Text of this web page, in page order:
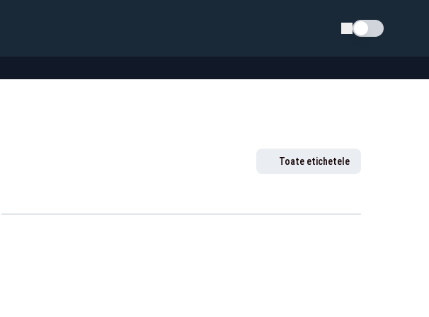
Schimba tema
Toate etichetele